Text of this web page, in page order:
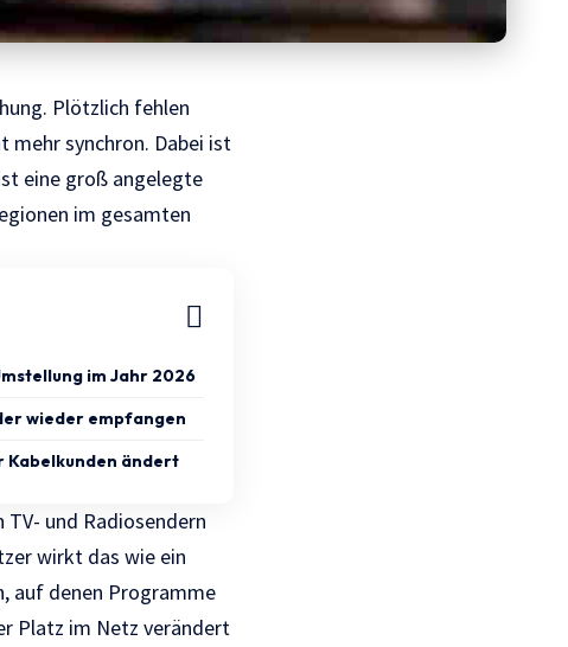
Plötzlich fehlen
mehr synchron. Dabei ist
eine groß angelegte
im gesamten
im Jahr 2026
wieder empfangen
Kabelkunden ändert
und Radiosendern
wirkt das wie ein
auf denen Programme
Platz im Netz verändert